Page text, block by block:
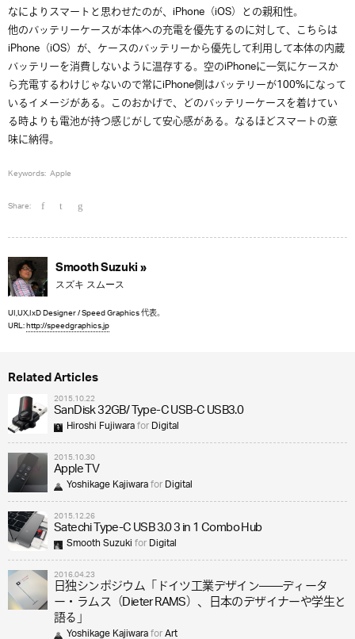
なによりスマートと思わせたのが、iPhone（iOS）との親和性。
他のバッテリーケースが本体への充電を優先するのに対して、こちらは
iPhone（iOS）が、ケースのバッテリーから優先して利用して本体の内蔵
バッテリーを消費しないように温存する。空のiPhoneに一気にケースか
ら充電するわけじゃないので常にiPhone側はバッテリーが100%になって
いるイメージがある。このおかげで、どのバッテリーケースを着けてい
る時よりも電池が持つ感じがして安心感がある。なるほどスマートの意
味に納得。
Keywords: Apple
Share:
Smooth Suzuki »
スズキ スムース
UI,UX,IxD Designer / Speed Graphics 代表。
URL:http://speedgraphics.jp
Related Articles
2015.10.22
SanDisk 32GB/ Type-C USB-C USB3.0
Hiroshi FujiwaraforDigital
2015.10.30
Apple TV
Yoshikage KajiwaraforDigital
2015.12.26
Satechi Type-C USB 3.0 3 in 1 Combo Hub
Smooth SuzukiforDigital
2016.04.23
日独シンポジウム「ドイツ工業デザイン――ディータ
ー・ラムス（Dieter RAMS）、日本のデザイナーや学生と
語る」
Yoshikage KajiwaraforArt